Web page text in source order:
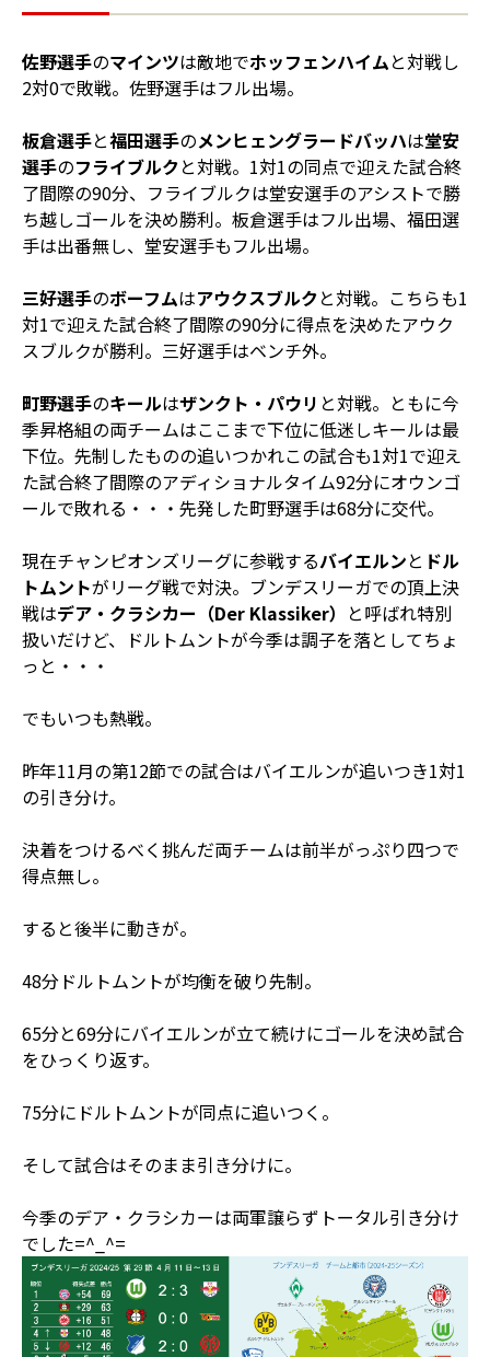
佐野選手のマインツは敵地でホッフェンハイムと対戦し
2対0で敗戦。佐野選手はフル出場。
板倉選手と福田選手のメンヒェングラードバッハは堂安
選手のフライブルクと対戦。1対1の同点で迎えた試合終
了間際の90分、フライブルクは堂安選手のアシストで勝
ち越しゴールを決め勝利。板倉選手はフル出場、福田選
手は出番無し、堂安選手もフル出場。
三好選手のボーフムはアウクスブルクと対戦。こちらも1
対1で迎えた試合終了間際の90分に得点を決めたアウク
スブルクが勝利。三好選手はベンチ外。
町野選手のキールはザンクト・パウリ と対戦。ともに今
季昇格組の両チームはここまで下位に低迷しキールは最
下位。先制したものの追いつかれこの試合も1対1で迎え
た試合終了間際のアディショナルタイム92分にオウンゴ
ールで敗れる・・・先発した町野選手は68分に交代。
現在チャンピオンズリーグに参戦するバイエルンと ドル
トムントがリーグ戦で対決。ブンデスリーガでの頂上決
戦はデア・クラシカー（Der Klassiker） と呼ばれ特別
扱いだけど、ドルトムントが今季は調子を落としてちょ
っと・・・
でもいつも熱戦。
昨年11月の第12節での試合はバイエルンが追いつき1対1
の引き分け。
決着をつけるべく挑んだ両チームは前半がっぷり四つで
得点無し。
すると後半に動きが。
48分ドルトムントが均衡を破り先制。
65分と69分にバイエルンが立て続けにゴールを決め試合
をひっくり返す。
75分にドルトムントが同点に追いつく。
そして試合はそのまま引き分けに。
今季のデア・クラシカーは両軍譲らずトータル引き分け
でした=^_^=